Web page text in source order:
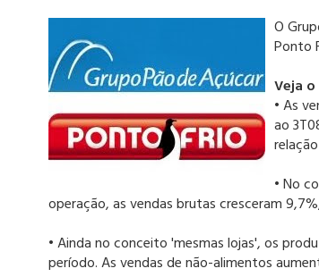
O
Ponto
Veja
• As
ao
• No
operação, as vendas brutas cresceram
• Ainda no conceito 'mesmas lojas', os
período. As vendas de não-alimentos